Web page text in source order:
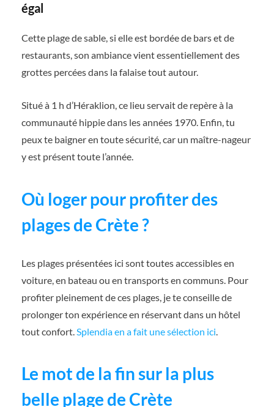
égal
Cette plage de sable, si elle est bordée de bars et de
restaurants, son ambiance vient essentiellement des
grottes percées dans la falaise tout autour.
Situé à 1 h d’Héraklion, ce lieu servait de repère à la
communauté hippie dans les années 1970. Enfin, tu
peux te baigner en toute sécurité, car un maître-nageur
y est présent toute l’année.
Où loger pour profiter des
plages de Crète ?
Les plages présentées ici sont toutes accessibles en
voiture, en bateau ou en transports en communs. Pour
profiter pleinement de ces plages, je te conseille de
prolonger ton expérience en réservant dans un hôtel
tout confort. Splendia en a fait une sélection ici
Le mot de la fin sur la plus
belle plage de Crète